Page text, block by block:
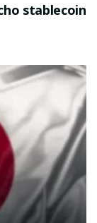
stablecoin